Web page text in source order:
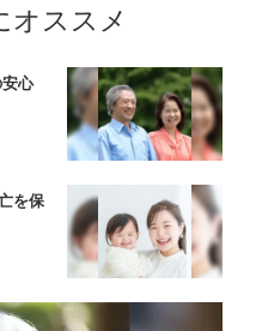
オススメ
安心
を保